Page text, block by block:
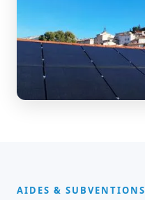
AIDES & SUBVENTIONS